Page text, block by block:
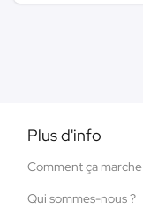
Plus d'info
Comment ça marche
Qui sommes-nous ?